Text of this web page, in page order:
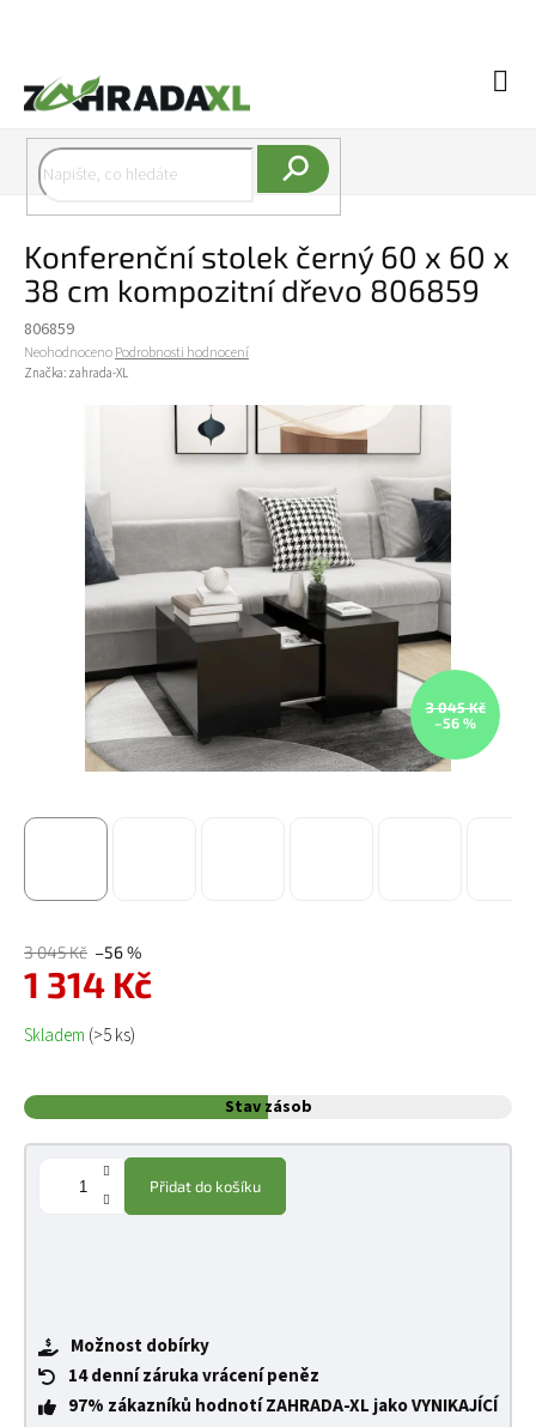
Konferenční stolek černý 60 x 60 x
38 cm kompozitní dřevo 806859
806859
Průměrné hodnocení produktu je 0,0 z 5 hvězdiček.
NeohodnocenoPodrobnosti hodnocení
Značka: zahrada-XL
3 045 Kč
–56 %
3 045 Kč –56 %
1 314 Kč
Měrná cena:
Skladem (>5 ks)
Stav zásob
Přidat do košíku
Možnost dobírky
14 denní záruka vrácení peněz
97% zákazníků hodnotí ZAHRADA-XL jako VYNIKAJÍCÍ